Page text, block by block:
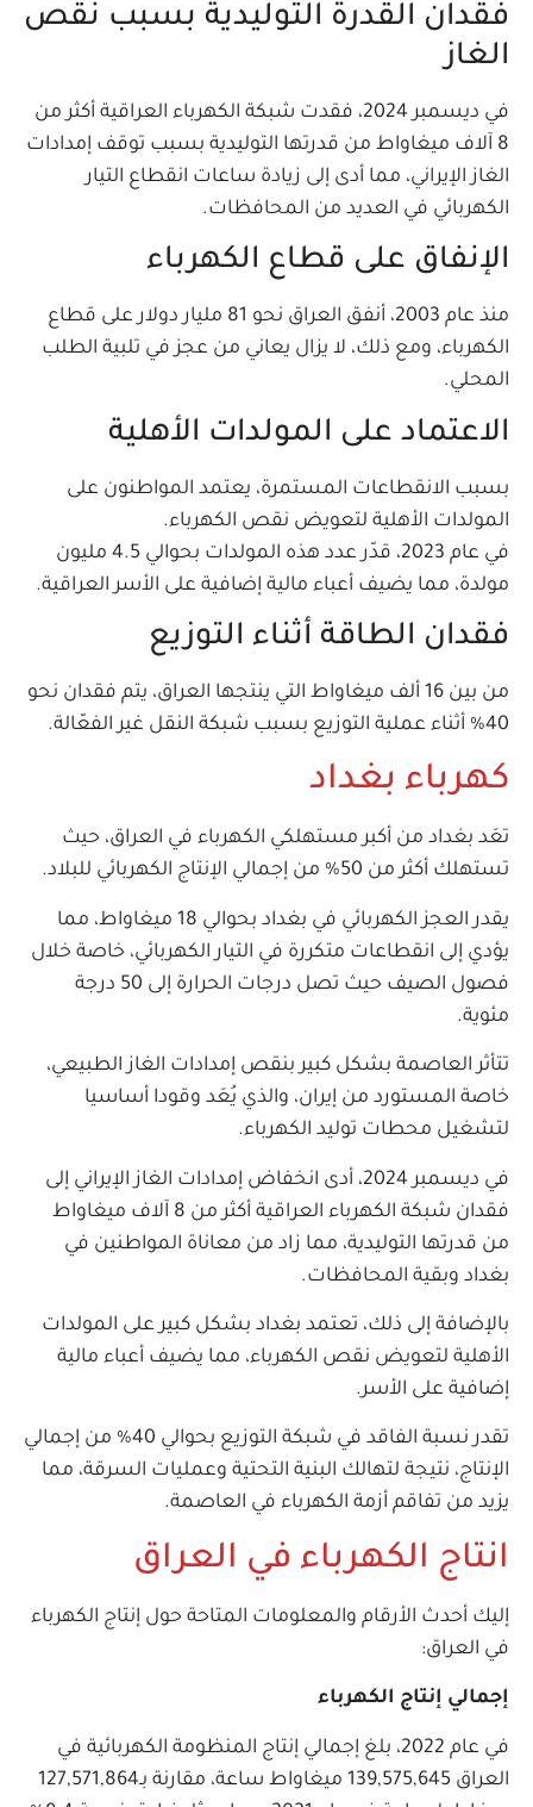
فقدان القدرة التوليدية بسبب نقص
الغاز
في ديسمبر 2024، فقدت شبكة الكهرباء العراقية أكثر من
8 آلاف ميغاواط من قدرتها التوليدية بسبب توقف إمدادات
الغاز الإيراني، مما أدى إلى زيادة ساعات انقطاع التيار
الكهربائي في العديد من المحافظات.
الإنفاق على قطاع الكهرباء
منذ عام 2003، أنفق العراق نحو 81 مليار دولار على قطاع
الكهرباء، ومع ذلك، لا يزال يعاني من عجز في تلبية الطلب
المحلي.
الاعتماد على المولدات الأهلية
بسبب الانقطاعات المستمرة، يعتمد المواطنون على
المولدات الأهلية لتعويض نقص الكهرباء.
في عام 2023، قدّر عدد هذه المولدات بحوالي 4.5 مليون
مولدة، مما يضيف أعباء مالية إضافية على الأسر العراقية.
فقدان الطاقة أثناء التوزيع
من بين 16 ألف ميغاواط التي ينتجها العراق، يتم فقدان نحو
40% أثناء عملية التوزيع بسبب شبكة النقل غير الفعّالة.
كهرباء بغداد
تعَد بغداد من أكبر مستهلكي الكهرباء في العراق، حيث
تستهلك أكثر من 50% من إجمالي الإنتاج الكهربائي للبلاد.
يقدر العجز الكهربائي في بغداد بحوالي 18 ميغاواط، مما
يؤدي إلى انقطاعات متكررة في التيار الكهربائي، خاصة خلال
فصول الصيف حيث تصل درجات الحرارة إلى 50 درجة
مئوية.
تتأثر العاصمة بشكل كبير بنقص إمدادات الغاز الطبيعي،
خاصة المستورد من إيران، والذي يُعَد وقودا أساسيا
لتشغيل محطات توليد الكهرباء.
في ديسمبر 2024، أدى انخفاض إمدادات الغاز الإيراني إلى
فقدان شبكة الكهرباء العراقية أكثر من 8 آلاف ميغاواط
من قدرتها التوليدية، مما زاد من معاناة المواطنين في
بغداد وبقية المحافظات.
بالإضافة إلى ذلك، تعتمد بغداد بشكل كبير على المولدات
الأهلية لتعويض نقص الكهرباء، مما يضيف أعباء مالية
إضافية على الأسر.
تقدر نسبة الفاقد في شبكة التوزيع بحوالي 40% من إجمالي
الإنتاج، نتيجة لتهالك البنية التحتية وعمليات السرقة، مما
يزيد من تفاقم أزمة الكهرباء في العاصمة.
انتاج الكهرباء في العراق
إليك أحدث الأرقام والمعلومات المتاحة حول إنتاج الكهرباء
في العراق:
إجمالي إنتاج الكهرباء
في عام 2022، بلغ إجمالي إنتاج المنظومة الكهربائية في
العراق 139,575,645 ميغاواط ساعة، مقارنة بـ127,571,864